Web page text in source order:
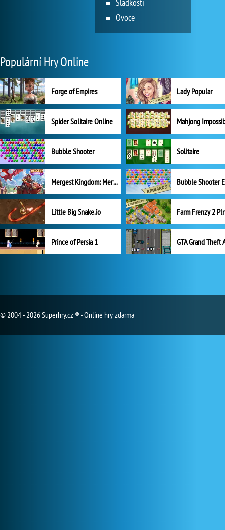
Ovoce
Populární Hry Online
Forge of Empires Lady Popular
Spider Solitaire Online Mahjong
Bubble Shooter Solitaire
Mergest Kingdom: Merge Puzzle
Little Big Snake.io
Prince of Persia 1 GTA Grand Theft
© 2004 - 2026 Superhry.cz ® - Online hry zdarma